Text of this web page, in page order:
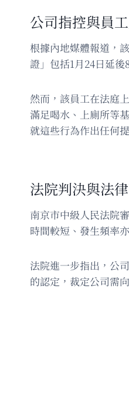
公司指控與員
根據內地媒體報道，
證」包括1月24日延
然而，該員工在法庭
滿足喝水、上廁所等
就這些行為作出任何
法院判決與法
南京市中級人民法院
時間較短、發生頻率
法院進一步指出，公
的認定，裁定公司需